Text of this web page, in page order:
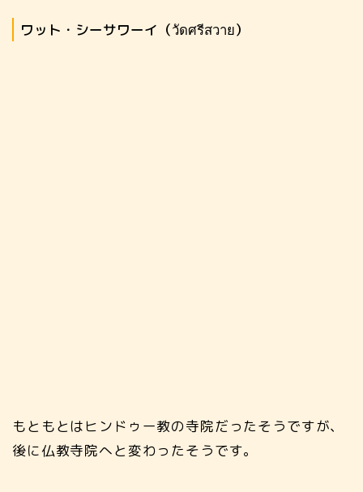
ワット・シーサワーイ（วัดศรีสวาย）
もともとはヒンドゥー教の寺院だったそうですが、
後に仏教寺院へと変わったそうです。